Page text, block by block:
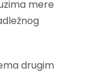
mere
drugim